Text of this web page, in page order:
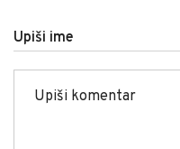
Upiši ime